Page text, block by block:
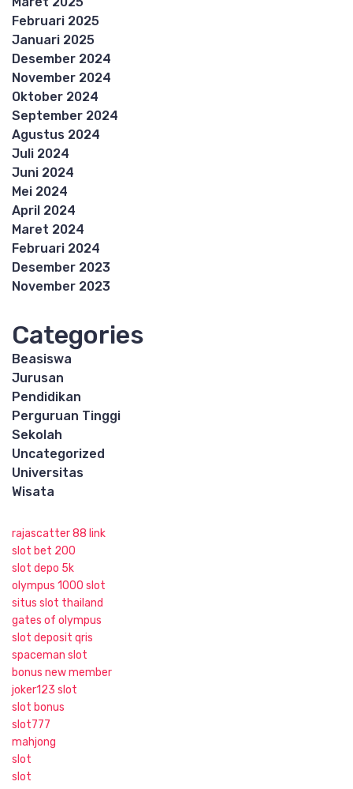
Februari 2025
Januari 2025
Desember 2024
November 2024
Oktober 2024
September 2024
Agustus 2024
Juli 2024
Juni 2024
Mei 2024
April 2024
Maret 2024
Februari 2024
Desember 2023
November 2023
Categories
Beasiswa
Jurusan
Pendidikan
Perguruan Tinggi
Sekolah
Uncategorized
Universitas
Wisata
rajascatter 88 link
slot bet 200
slot depo 5k
olympus 1000 slot
situs slot thailand
gates of olympus
slot deposit qris
spaceman slot
bonus new member
joker123 slot
slot bonus
slot777
mahjong
slot
slot